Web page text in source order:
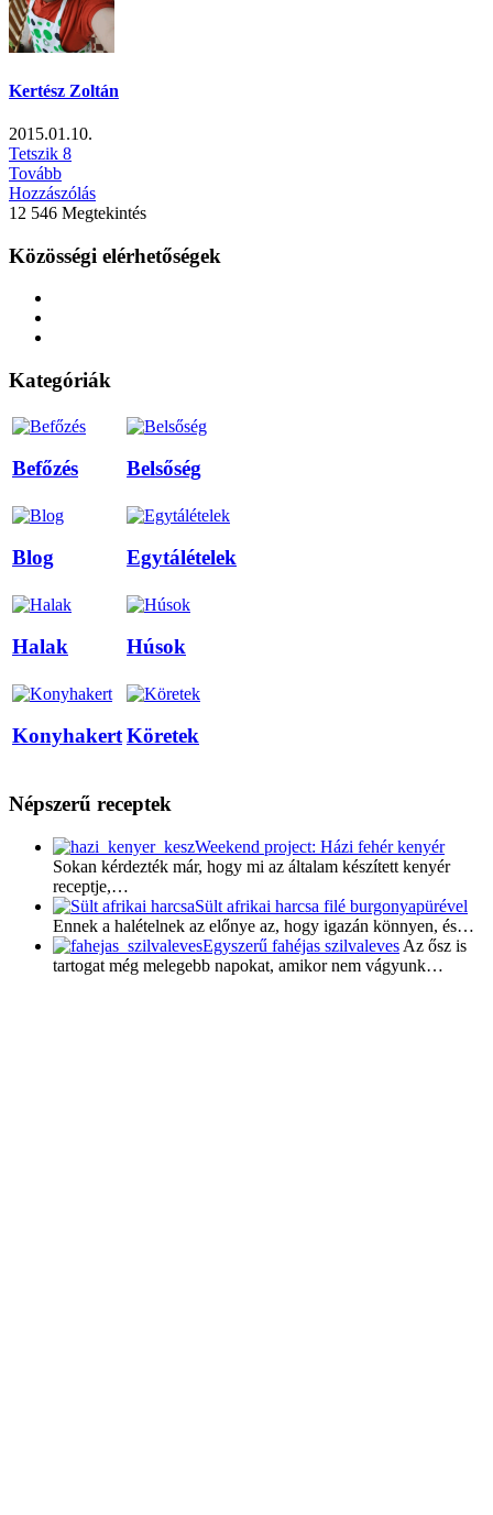
Kertész Zoltán
2015.01.10.
Tetszik 8
Tovább
Hozzászólás
12 546 Megtekintés
Közösségi elérhetőségek
Kategóriák
Befőzés Belsőség
Blog Egytálételek
Halak Húsok
KonyhakertKöretek
Népszerű receptek
Weekend project: Házi fehér kenyér
Sokan kérdezték már, hogy mi az általam készített kenyér
receptje,…
Sült afrikai harcsa filé burgonyapürével
Ennek a halételnek az előnye az, hogy igazán könnyen, és…
Egyszerű fahéjas szilvaleves Az ősz is
tartogat még melegebb napokat, amikor nem vágyunk…